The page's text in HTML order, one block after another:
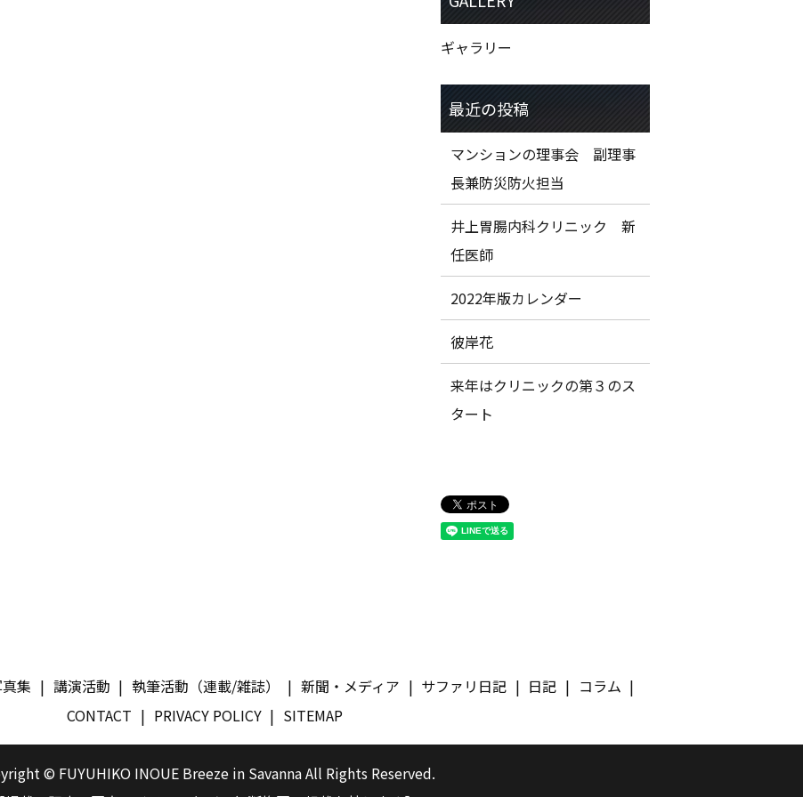
ギャラリー
マンションの理事会 副理事
長兼防災防火担当
井上胃腸内科クリニック 新
任医師
2022年版カレンダー
彼岸花
来年はクリニックの第３のス
タート
集 講演活動 執筆活動（連載/雑誌） 新聞・メディア サファリ日記 日記
コラム
CONTACT
PRIVACY POLICY SITEMAP
© FUYUHIKO INOUE Breeze in Savanna All Rights Reserved.